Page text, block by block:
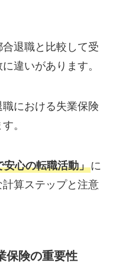
退職と比較して受
違いがあります。
における失業保険
。
安心の転職活動」に
算ステップと注意
保険の重要性